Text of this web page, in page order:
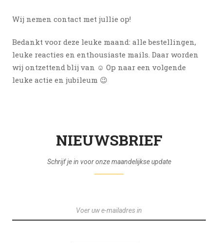
Wij nemen contact met jullie op!
Bedankt voor deze leuke maand: alle bestellingen,
leuke reacties en enthousiaste mails. Daar worden
wij ontzettend blij van ☺️ Op naar een volgende
leuke actie en jubileum 😉
NIEUWSBRIEF
Schrijf je in voor onze maandelijkse update